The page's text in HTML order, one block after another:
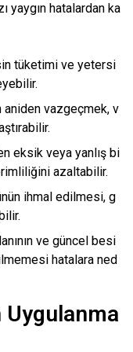
yaygın hatalardan ka
tüketimi ve yetersi
aniden vazgeçmek, v
eksik veya yanlış bi
azaltabilir.
ihmal edilmesi, g
ve güncel besi
hatalara ned
Uygulanma